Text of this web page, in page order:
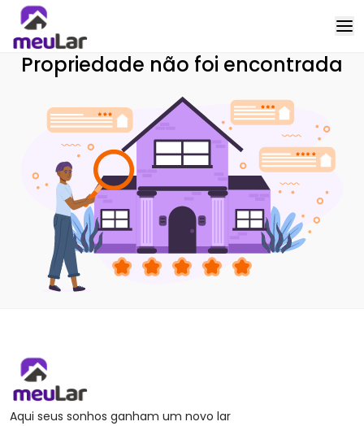
Propriedade não foi encontrada
Aqui seus sonhos ganham um novo lar